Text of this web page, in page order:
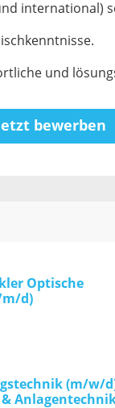
international)
und
bewerben
Optische
m/d)
(m/w/